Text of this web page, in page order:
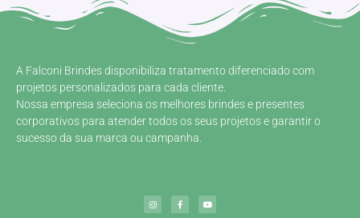
A Falconi Brindes disponibiliza tratamento diferenciado com
projetos personalizados para cada cliente.
Nossa empresa seleciona os melhores brindes e presentes
corporativos para atender todos os seus projetos e garantir o
sucesso da sua marca ou campanha.